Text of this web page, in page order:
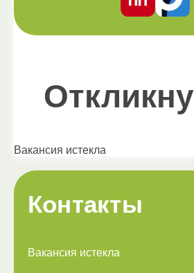
Вакансия истекла
Контакты
Вакансия истекла